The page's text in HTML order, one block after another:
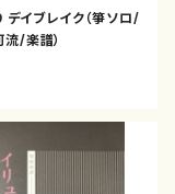
イブレイク（箏ソロ/
/楽譜）